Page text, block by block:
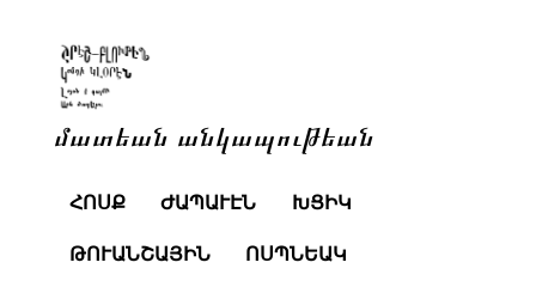
մատեան անկապութեան
ՀՈՍՔ ԺԱՊԱՒԷՆ ԽՑԻԿ
ԹՈՒԱՆՇԱՅԻՆ ՈՍՊՆԵԱԿ